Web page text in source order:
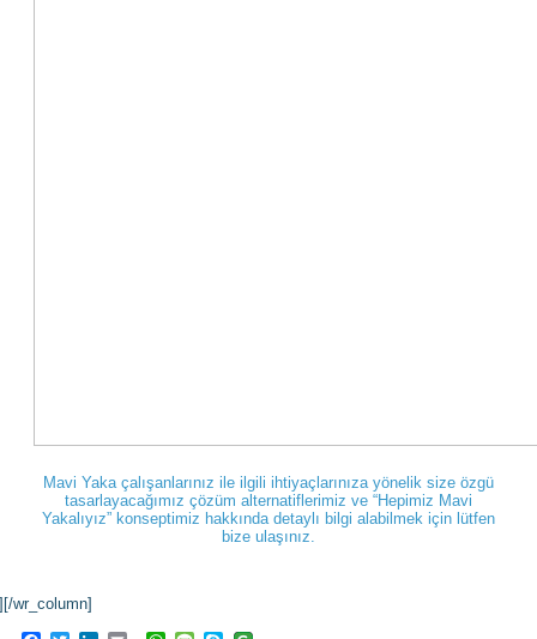
Mavi Yaka çalışanlarınız ile ilgili ihtiyaçlarınıza yönelik size özgü
tasarlayacağımız çözüm alternatiflerimiz ve “Hepimiz Mavi
Yakalıyız” konseptimiz hakkında detaylı bilgi alabilmek için lütfen
bize ulaşınız.
][/wr_column]